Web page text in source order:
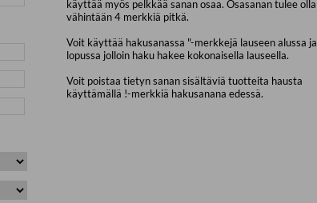
käyttää myös pelkkää sanan osaa. Osasanan tulee olla
vähintään 4 merkkiä pitkä.
Voit käyttää hakusanassa "-merkkejä lauseen alussa ja
lopussa jolloin haku hakee kokonaisella lauseella.
Voit poistaa tietyn sanan sisältäviä tuotteita hausta
käyttämällä !-merkkiä hakusanana edessä.